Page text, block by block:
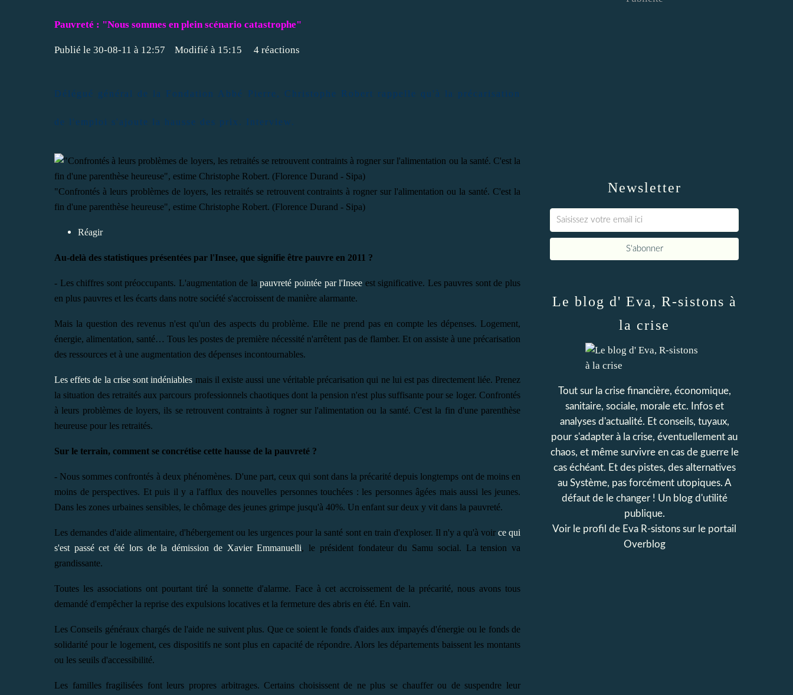
Pauvreté : "Nous sommes en plein scénario catastrophe"
Publié le 30-08-11 à 12:57 Modifié à 15:15 4 réactions
Délégué général de la Fondation Abbé Pierre, Christophe Robert rappelle qu'à la précarisation
de l'emploi s'ajoute la hausse des prix. Interview.
"Confrontés à leurs problèmes de loyers, les retraités se retrouvent contraints à rogner sur l'alimentation ou la santé. C'est la
fin d'une parenthèse heureuse", estime Christophe Robert. (Florence Durand - Sipa)
Réagir
Au-delà des statistiques présentées par l'Insee, que signifie être pauvre en 2011 ?
- Les chiffres sont préoccupants. L'augmentation de lapauvreté pointée par l'Insee est significative. Les pauvres sont de plus
en plus pauvres et les écarts dans notre société s'accroissent de manière alarmante.
Mais la question des revenus n'est qu'un des aspects du problème. Elle ne prend pas en compte les dépenses. Logement,
énergie, alimentation, santé… Tous les postes de première nécessité n'arrêtent pas de flamber. Et on assiste à une précarisation
des ressources et à une augmentation des dépenses incontournables.
Les effets de la crise sont indéniables mais il existe aussi une véritable précarisation qui ne lui est pas directement liée. Prenez
la situation des retraités aux parcours professionnels chaotiques dont la pension n'est plus suffisante pour se loger. Confrontés
à leurs problèmes de loyers, ils se retrouvent contraints à rogner sur l'alimentation ou la santé. C'est la fin d'une parenthèse
heureuse pour les retraités.
Sur le terrain, comment se concrétise cette hausse de la pauvreté ?
- Nous sommes confrontés à deux phénomènes. D'une part, ceux qui sont dans la précarité depuis longtemps ont de moins en
moins de perspectives. Et puis il y a l'afflux des nouvelles personnes touchées : les personnes âgées mais aussi les jeunes.
Dans les zones urbaines sensibles, le chômage des jeunes grimpe jusqu'à 40%. Un enfant sur deux y vit dans la pauvreté.
Les demandes d'aide alimentaire, d'hébergement ou les urgences pour la santé sont en train d'exploser. Il n'y a qu'à voir ce qui
s'est passé cet été lors de la démission de Xavier Emmanuelli, le président fondateur du Samu social. La tension va
grandissante.
Toutes les associations ont pourtant tiré la sonnette d'alarme. Face à cet accroissement de la précarité, nous avons tous
demandé d'empêcher la reprise des expulsions locatives et la fermeture des abris en été. En vain.
Les Conseils généraux chargés de l'aide ne suivent plus. Que ce soient le fonds d'aides aux impayés d'énergie ou le fonds de
solidarité pour le logement, ces dispositifs ne sont plus en capacité de répondre. Alors les départements baissent les montants
ou les seuils d'accessibilité.
Les familles fragilisées font leurs propres arbitrages. Certains choisissent de ne plus se chauffer ou de suspendre leur
Newsletter
Le blog d' Eva, R-sistons à
la crise
Tout sur la crise financière, économique,
sanitaire, sociale, morale etc. Infos et
analyses d'actualité. Et conseils, tuyaux,
pour s'adapter à la crise, éventuellement au
chaos, et même survivre en cas de guerre le
cas échéant. Et des pistes, des alternatives
au Système, pas forcément utopiques. A
défaut de le changer ! Un blog d'utilité
publique.
Voir le profil de Eva R-sistons sur le portail
Overblog